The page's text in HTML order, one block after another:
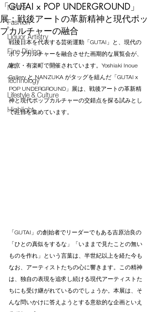
NEWS
Fashion
Liquor Artistry
Fine Dining
Art
Technology
Lifestyle & Culture
Highlight
「GUTAI x POP UNDERGROUND」
展：戦後アートの革新精神と現代ポッ
プカルチャーの融合
戦後日本を代表する芸術運動「GUTAI」と、現代の
ポップカルチャーを融合させた画期的な展覧会が、
東京・有楽町で開催されています。Yoshiaki Inoue
Gallery と NANZUKA がタッグを組んだ「GUTAI x
POP UNDERGROUND」展は、戦後アートの革新精
神と現代ポップカルチャーの交錯点を探る試みとし
て注目を集めています。
「GUTAI」の創始者でリーダーでもある吉原治良の
「ひとの真似をするな」「いままで見たことの無い
ものを作れ」という言葉は、半世紀以上を経た今も
なお、アーティストたちの心に響きます。この精神
は、独自の表現を追求し続ける現代アーティストた
ちにも受け継がれているのでしょうか。本展は、そ
んな問いかけに答えようとする意欲的な企画といえ